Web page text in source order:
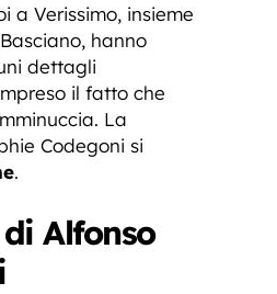
a Verissimo, insieme
hanno
dettagli
il fatto che
La
Codegoni si
.
Alfonso